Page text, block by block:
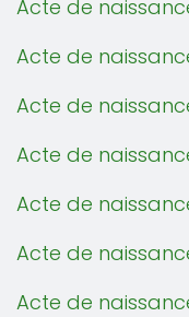
Acte de
Acte de
Acte de naissance
Acte de naissance
Acte de naissance
Acte de naissance
Acte de